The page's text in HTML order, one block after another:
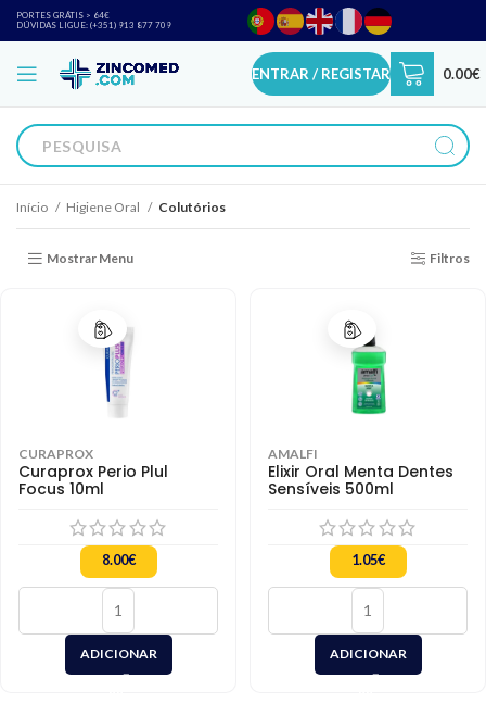
PORTES GRÁTIS > 64€
DÚVIDAS LIGUE: (+351) 913 877 709
ENTRAR / REGISTAR 0.00€
Início Higiene Oral Colutórios
Mostrar Menu Filtros
CURAPROX
Curaprox Perio Plul
Focus 10ml
8.00€
ADICIONAR
AMALFI
Elixir Oral Menta Dentes
Sensíveis 500ml
1.05€
ADICIONAR